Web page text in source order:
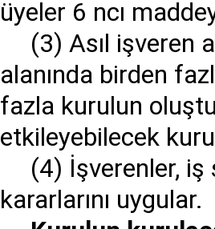
üyeler 6 ncı
(3) Asıl işveren
alanında birden
fazla kurulun
etkileyebilecek
(4) İşverenler, iş
kararlarını uygular.